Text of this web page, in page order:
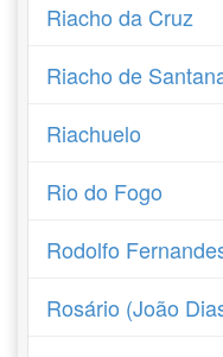
Riacho da Cruz
Riacho de
Riachuelo
Rio do Fogo
Rodolfo
Rosário (João